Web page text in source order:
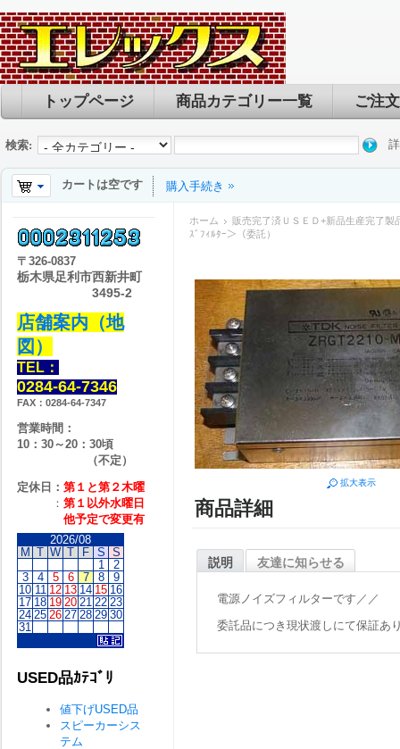
トップページ 商品カテゴリー一覧 ご注
検索:
カートは空です 購入手続き
ホーム
販売完了済ＵＳＥＤ+新品生産完了製
ｽﾞﾌｨﾙﾀｰ＞（委託）
拡大表示
商品詳細
説明 友達に知らせる
電源ノイズフィルターです／／
委託品につき現状渡しにて保証あ
〒 326-0837
栃木県足利市西新井町
3495-2
店舗案内（地
図）
TEL：
0284-64-7346
FAX：0284-64-7347
営業時間：
10：30～20：30頃
（不定）
定休日： 第１と第２木曜
： 第１以外水曜日
他予定で変更有
2026/08
M T W T F S S
1
2
3
4 5 6 7 8
9
10 11 12 13 14 15 16
17 18 19 20 21 22 23
24 25 26 27 28 29 30
31
USED品ｶﾃｺﾞﾘ
値下げUSED品
スピーカーシス
テム